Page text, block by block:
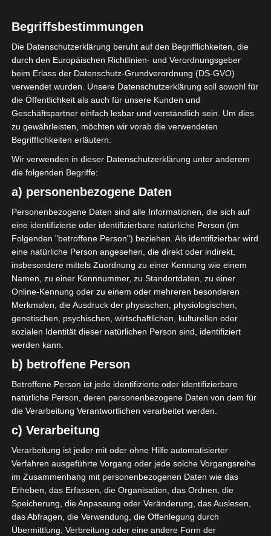
Espoir Sportif de
Hammam Sousse
(ESHS) 2
ENDERGEBNIS
Stade Municipal de Métlaoui
TORE
Tor
I. U. Ndon
Tor
H. Abbès
25'
25'
Tor
A. Kouamé
AUFSTELLUNGEN
Étoile Sportive de Métlaoui (ESM)
Espoir Sportif de Hammam Sousse (ESHS)
M A. Kouamé
O I. U. Ndon
Stade Tunisien (ST) – Avenir Sportif de Soliman (AS
Begriffsbestimmungen
Die Datenschutzerklärung beruht auf den Begrifflichkeiten, die
durch den Europäischen Richtlinien- und Verordnungsgeber
beim Erlass der Datenschutz-Grundverordnung (DS-GVO)
verwendet wurden. Unsere Datenschutzerklärung soll sowohl für
die Öffentlichkeit als auch für unsere Kunden und
Geschäftspartner einfach lesbar und verständlich sein. Um dies
zu gewährleisten, möchten wir vorab die verwendeten
Begrifflichkeiten erläutern.
Wir verwenden in dieser Datenschutzerklärung unter anderem
die folgenden Begriffe:
a) personenbezogene Daten
Personenbezogene Daten sind alle Informationen, die sich auf
eine identifizierte oder identifizierbare natürliche Person (im
Folgenden "betroffene Person") beziehen. Als identifizierbar wird
eine natürliche Person angesehen, die direkt oder indirekt,
insbesondere mittels Zuordnung zu einer Kennung wie einem
Namen, zu einer Kennnummer, zu Standortdaten, zu einer
Online-Kennung oder zu einem oder mehreren besonderen
Merkmalen, die Ausdruck der physischen, physiologischen,
genetischen, psychischen, wirtschaftlichen, kulturellen oder
sozialen Identität dieser natürlichen Person sind, identifiziert
werden kann.
b) betroffene Person
Betroffene Person ist jede identifizierte oder identifizierbare
natürliche Person, deren personenbezogene Daten von dem für
die Verarbeitung Verantwortlichen verarbeitet werden.
c) Verarbeitung
Verarbeitung ist jeder mit oder ohne Hilfe automatisierter
Verfahren ausgeführte Vorgang oder jede solche Vorgangsreihe
im Zusammenhang mit personenbezogenen Daten wie das
Erheben, das Erfassen, die Organisation, das Ordnen, die
Speicherung, die Anpassung oder Veränderung, das Auslesen,
das Abfragen, die Verwendung, die Offenlegung durch
Übermittlung, Verbreitung oder eine andere Form der